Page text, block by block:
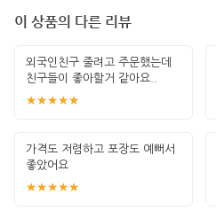
이 상품의 다른 리뷰
외국인친구 줄려고 주문했는데
친구들이 좋아할거 같아요..
★★★★★
가격도 저렴하고 포장도 예뻐서
좋았어요
★★★★★